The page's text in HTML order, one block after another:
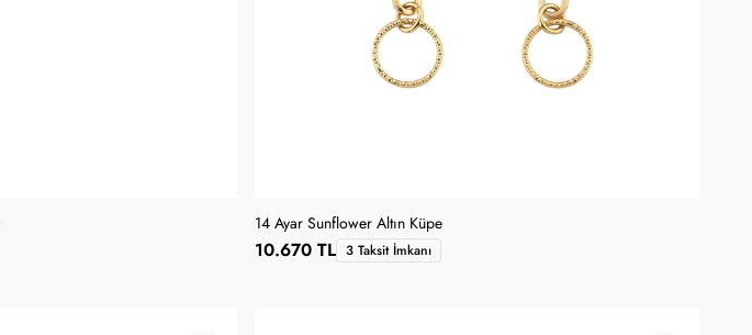
14 Ayar Sunflower Altın Küpe
10.670 TL 3 Taksit İmkanı